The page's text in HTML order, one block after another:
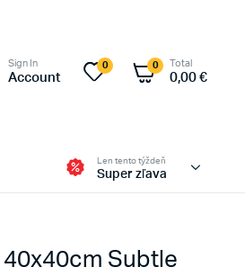
Sign In
Account
0 0 Total
0,00€
Len tento týždeň
Super zľava
Subtle